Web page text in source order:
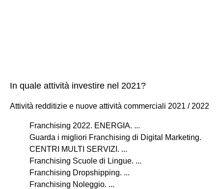
In quale attività investire nel 2021?
Attività redditizie e nuove attività commerciali 2021 / 2022
Franchising 2022. ENERGIA. ...
Guarda i migliori Franchising di Digital Marketing.
CENTRI MULTI SERVIZI. ...
Franchising Scuole di Lingue. ...
Franchising Dropshipping. ...
Franchising Noleggio. ...